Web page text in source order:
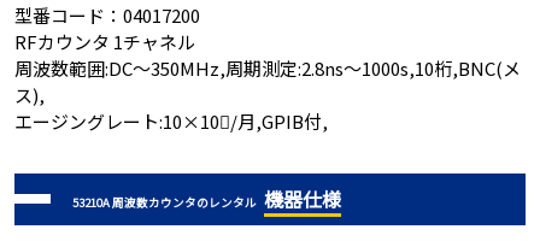
型番コード：04017200
RFカウンタ 1チャネル
周波数範囲:DC～350MHz,周期測定:2.8ns～1000s,10桁,BNC(メ
ス),
エージングレート:10×10/月,GPIB付,
53210A 周波数カウンタのレンタル 機器仕様